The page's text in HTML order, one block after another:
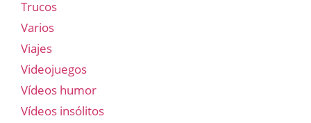
Trucos
Varios
Viajes
Videojuegos
Vídeos humor
Vídeos insólitos